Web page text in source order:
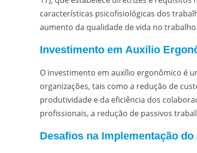
características psicofisiológicas dos
aumento da qualidade de vida no trabalho.
Investimento em Auxílio
O investimento em auxílio ergonômico é
organizações, tais como a redução de
produtividade e da eficiência dos
profissionais, a redução de passivos
Desafios na Implementação